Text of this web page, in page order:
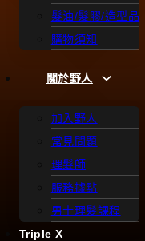
髮油/髮膠/造型品
購物須知
關於野人
加入野人
常見問題
理髮師
服務據點
男士理髮課程
Triple X